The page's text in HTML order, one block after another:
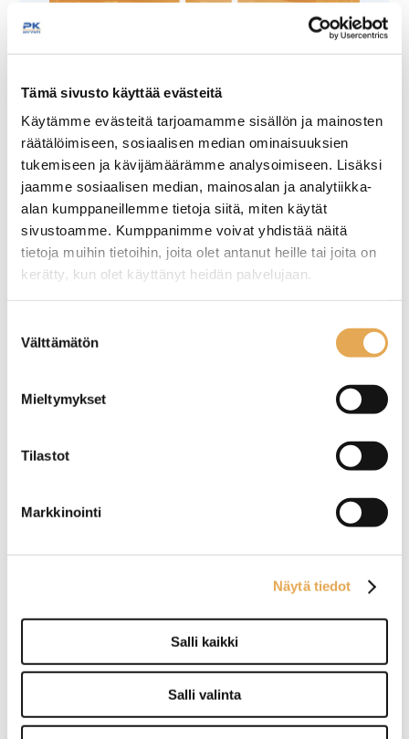
Tämä sivusto käyttää evästeitä
Käytämme evästeitä tarjoamamme sisällön ja mainosten
räätälöimiseen, sosiaalisen median ominaisuuksien
tukemiseen ja kävijämäärämme analysoimiseen. Lisäksi
jaamme sosiaalisen median, mainosalan ja analytiikka-
alan kumppaneillemme tietoja siitä, miten käytät
sivustoamme. Kumppanimme voivat yhdistää näitä
tietoja muihin tietoihin, joita olet antanut heille tai joita on
kerätty, kun olet käyttänyt heidän palvelujaan.
valinta
Välttämätön
Mieltymykset
Tilastot
Markkinointi
Näytä tiedot
Salli kaikki
Salli valinta
Tämäkin laite sopivasti
rahoituksella
TUTUSTU ›
Suurin asetusaika: 100 min,
lämpötila on saavutettu.
Ajastinkello Hendi Lämpötilamittari tikulla